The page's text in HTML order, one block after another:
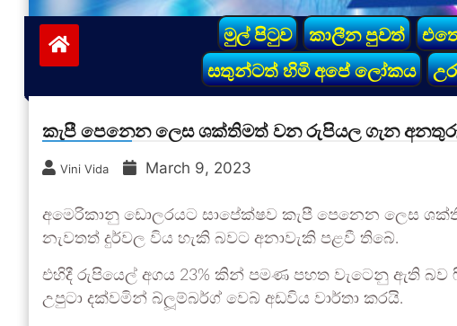
මුල් පිටුව කාලීන පුවත්
සතුන්ටත් හිමි අපේ ලෝකය
කැපී පෙනෙන ලෙස ශක්තිමත් වන රුපියල ගැන
Vini Vida March 9, 2023
අමෙරිකානු ඩොලරයට සාපේක්ෂව කැපී පෙනෙන ලෙස
නැවතත් දුර්වල විය හැකි බවට අනාවැකි පළවී තිබේ.
එහිදී රුපියෙල් අගය 23% කින් පමණ පහත වැටෙනු ඇති බව
උපුටා දක්වමින් බ්ලූම්බර්ග් වෙබ් අඩවිය වාර්තා කරයි.